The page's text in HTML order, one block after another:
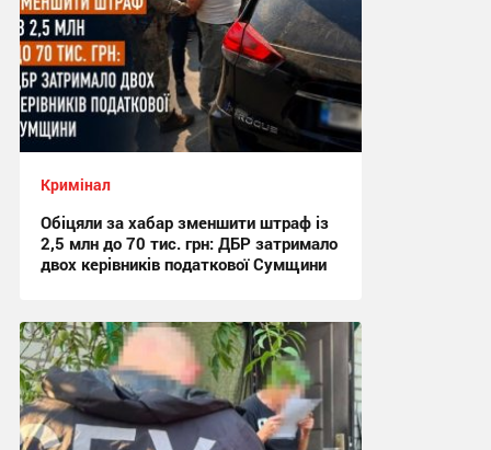
Кримінал
Обіцяли за хабар зменшити штраф із
2,5 млн до 70 тис. грн: ДБР затримало
двох керівників податкової Сумщини
17:42, 6.08.2026